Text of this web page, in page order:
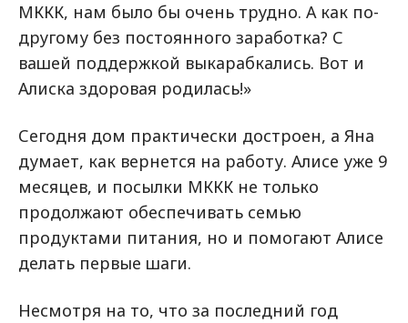
МККК, нам было бы очень трудно. А как по-
другому без постоянного заработка? С
вашей поддержкой выкарабкались. Вот и
Алиска здоровая родилась!»
Сегодня дом практически достроен, а Яна
думает, как вернется на работу. Алисе уже 9
месяцев, и посылки МККК не только
продолжают обеспечивать семью
продуктами питания, но и помогают Алисе
делать первые шаги.
Несмотря на то, что за последний год